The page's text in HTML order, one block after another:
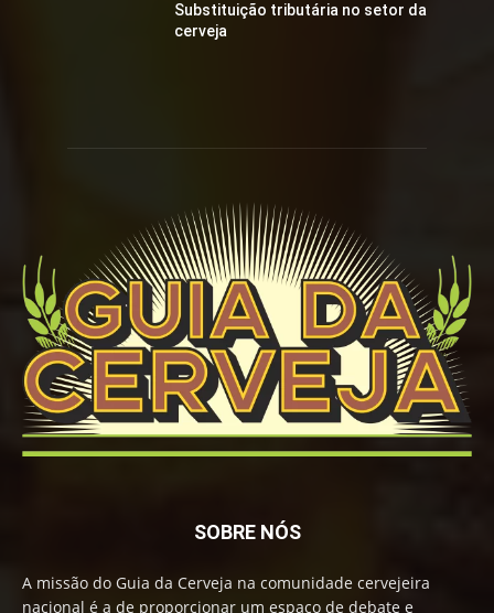
Substituição tributária no setor da
cerveja
SOBRE NÓS
A missão do Guia da Cerveja na comunidade cervejeira
nacional é a de proporcionar um espaço de debate e